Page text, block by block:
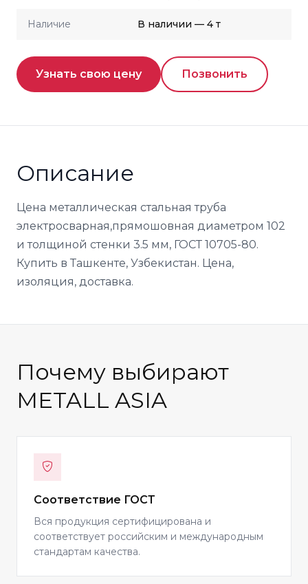
Наличие В наличии — 4 т
Узнать свою цену Позвонить
Описание
Цена металлическая стальная труба
электросварная,прямошовная диаметром 102
и толщиной стенки 3.5 мм, ГОСТ 10705-80.
Купить в Ташкенте, Узбекистан. Цена,
изоляция, доставка.
Почему выбирают
METALL ASIA
Соответствие ГОСТ
Вся продукция сертифицирована и
соответствует российским и международным
стандартам качества.